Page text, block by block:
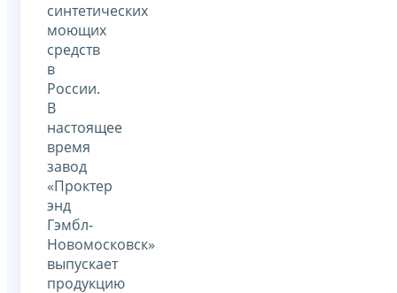
синтетических
моющих
средств
в
России.
В
настоящее
время
завод
«Проктер
энд
Гэмбл-
Новомосковск»
выпускает
продукцию